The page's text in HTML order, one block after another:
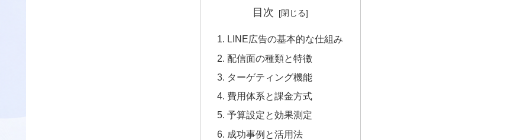
目次
LINE広告の基本的な仕組み
配信面の種類と特徴
ターゲティング機能
費用体系と課金方式
予算設定と効果測定
成功事例と活用法